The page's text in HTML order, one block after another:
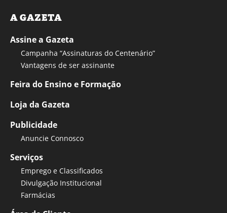
A GAZETA
Assine a Gazeta
Campanha “Assinaturas do Centenário”
Vantagens de ser assinante
Feira do Ensino e Formação
Loja da Gazeta
Publicidade
Anuncie Connosco
Serviços
Emprego e Classificados
Divulgação Institucional
Farmácias